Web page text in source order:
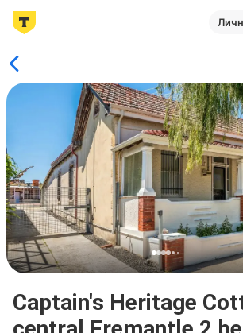
Captain's Heritage